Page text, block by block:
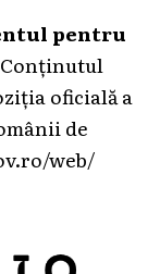
pentru
oficială a
de
web/